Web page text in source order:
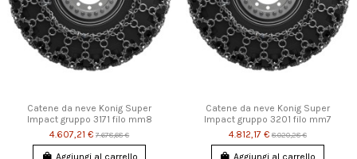
Catene da neve Konig Super
Impact gruppo 3171 filo mm8
4.607,21 €7.678,68 €
Aggiungi al carrello
Catene da neve Konig Super
Impact gruppo 3201 filo mm7
4.812,17 €8.020,28 €
Aggiungi al carrello